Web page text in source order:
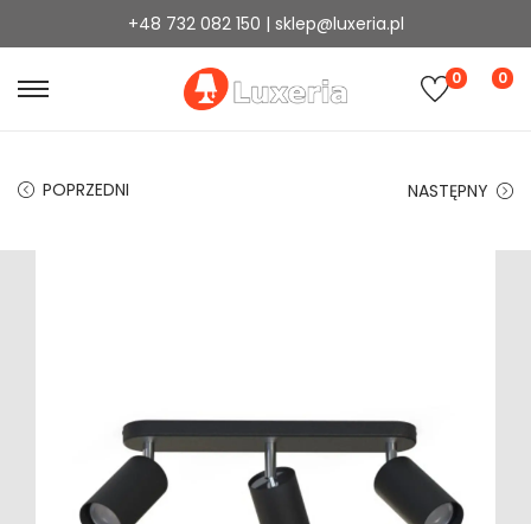
+48 732 082 150 | sklep@luxeria.pl
0 0
POPRZEDNI NASTĘPNY